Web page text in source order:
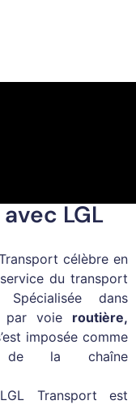
LGL
célèbre en
du transport
Spécialisée dans
par voie routière,
imposée comme
de la chaîne
Transport est